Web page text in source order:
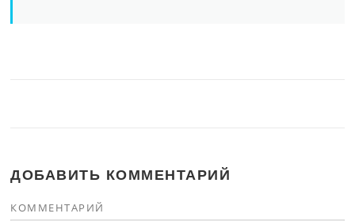
ДОБАВИТЬ КОММЕНТАРИЙ
КОММЕНТАРИЙ